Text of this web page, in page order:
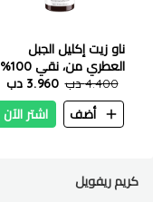
ناو زيت إكليل الجبل
العطري من، نقي 100%
- 30 مل4.400 دب
3.960 دب
أضف
اشتر الآن
كريم ريفويل